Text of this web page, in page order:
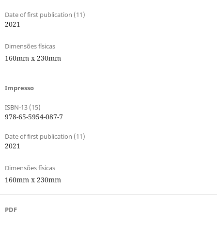
Date of first publication (11)
2021
Dimensões físicas
160mm x 230mm
Impresso
ISBN-13 (15)
978-65-5954-087-7
Date of first publication (11)
2021
Dimensões físicas
160mm x 230mm
PDF